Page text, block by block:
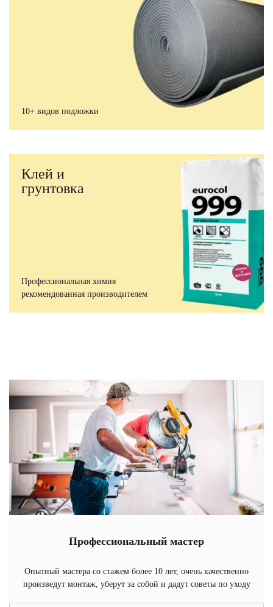
10+ видов подложки
Клей и
грунтовка
Профессиональная химия
рекомендованная производителем
Профессиональный мастер
Опытный мастера со стажем более 10 лет, очень качественно
произведут монтаж, уберут за собой и дадут советы по уходу